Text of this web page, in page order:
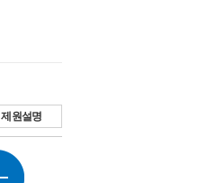
제원설명